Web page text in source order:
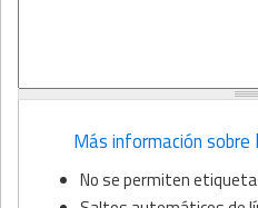
Más información
No se permiten